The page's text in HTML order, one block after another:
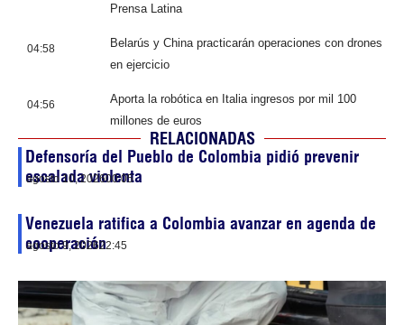
Prensa Latina
04:58
Belarús y China practicarán operaciones con drones
en ejercicio
04:56
Aporta la robótica en Italia ingresos por mil 100
millones de euros
RELACIONADAS
Defensoría del Pueblo de Colombia pidió prevenir
escalada violenta
agosto 10, 202600:05
Venezuela ratifica a Colombia avanzar en agenda de
cooperación
agosto 9, 202622:45